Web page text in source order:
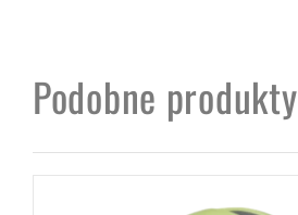
Podobne produkty